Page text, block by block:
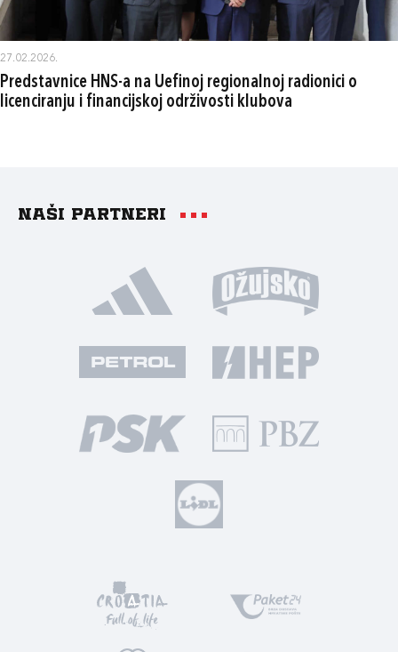
27.02.2026.
Predstavnice HNS-a na Uefinoj regionalnoj radionici o
licenciranju i financijskoj održivosti klubova
Naši partneri